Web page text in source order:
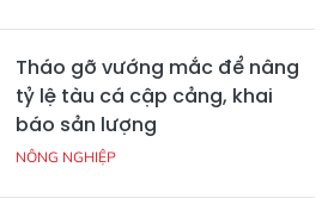
Tháo gỡ vướng mắc để nâng
tỷ lệ tàu cá cập cảng, khai
báo sản lượng
NÔNG NGHIỆP